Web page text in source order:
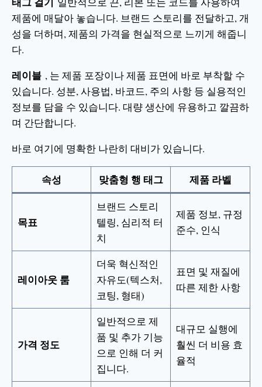
제품에 매달아 놓습니다. 브랜드 스토리를 전달하고, 개
성을 더하며, 제품의 가격을 현실적으로 느끼게 해줍니
다.
레이블 , 는 제품 포장이나 제품 표면에 바로 부착할 수
있습니다. 성분, 사용법, 바코드, 주의 사항 등 실용적인
정보를 담을 수 있습니다. 대량 생산에 유용하고 깔끔하
며 간단합니다.
바로 여기에 명확한 나란히 대비가 있습니다.
속성 맞춤형 행 태그 제품 라벨
목표
브랜드 스토리
텔링, 심리적 터
치
제품 정보, 규정
준수, 인식
레이아웃 룸
더욱 혁신적인
자유도(텍스처,
코팅, 형태)
표면 및 재질에
따른 제한 사항
가격 정도
일반적으로 제
품 및 추가 기능
으로 인해 더 커
집니다.
대규모 실행에
훨씬 더 비용 효
율적